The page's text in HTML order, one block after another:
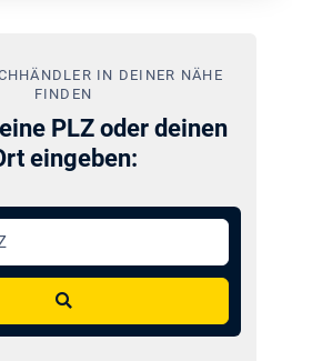
IN DEINER NÄHE
FINDEN
PLZ oder deinen
eingeben: